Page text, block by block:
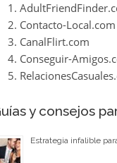
Contacto-Local.com
CanalFlirt.com
Conseguir-
y consejos
Estrategia infalible